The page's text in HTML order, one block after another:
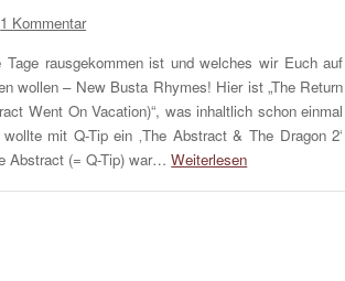
1 Kommentar
rausgekommen ist und welches wir Euch auf
wollen – New Busta Rhymes! Hier ist „The Return
Went On Vacation)“, was inhaltlich schon einmal
mit Q-Tip ein ‚The Abstract & The Dragon 2‘
Abstract (= Q-Tip) war…Weiterlesen